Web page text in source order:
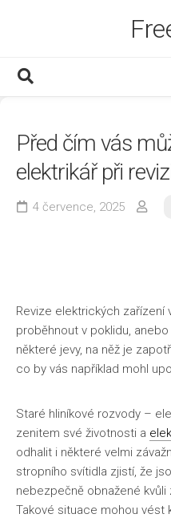
Dům a byt
Finance
Muži
Zboží
Zdraví
Životní styl
Před čím vás
elektrikář při
4 července, 2025
Revize elektrických
proběhnout v poklidu,
některé jevy, na něž je
co by vás například mohl
Staré hliníkové rozvody –
zenitem své životnosti a
odhalit i některé velmi
stropního svítidla zjistí, že
nebezpečně obnažené
Takové situace mohou vést